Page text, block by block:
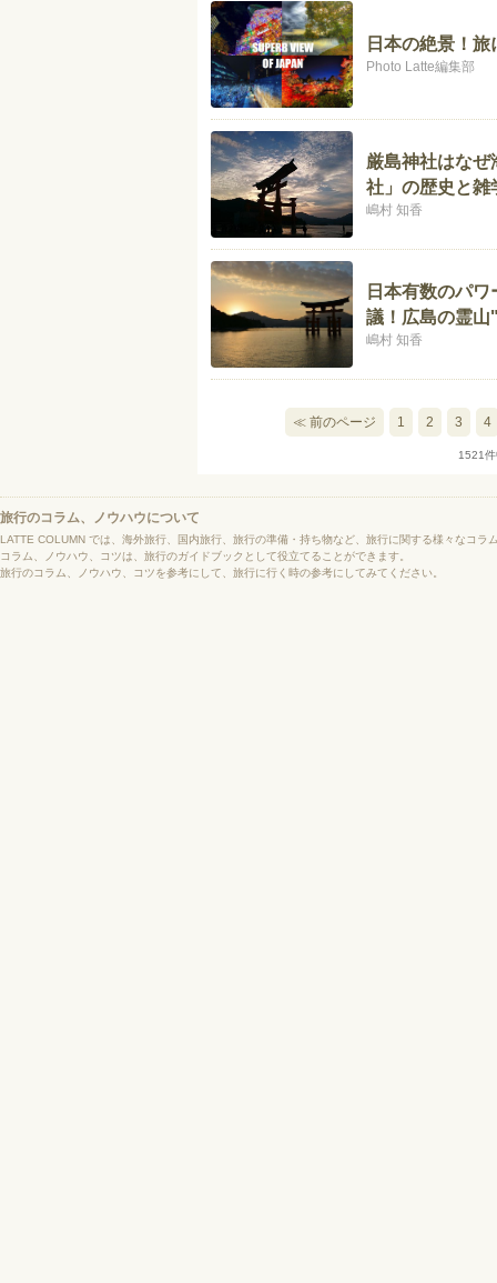
日本の絶景！
Photo Latte編集部
厳島神社はなぜ
社」の歴史と雑
嶋村 知香
日本有数のパ
議！広島の霊
嶋村 知香
≪ 前のページ 1 2 3 4
1521
旅行のコラム、ノウハウについて
LATTE COLUMN では、海外旅行、国内旅行、旅行の準備・持ち物など、旅行に関する様々なコラ
コラム、ノウハウ、コツは、旅行のガイドブックとして役立てることができます。
旅行のコラム、ノウハウ、コツを参考にして、旅行に行く時の参考にしてみてください。